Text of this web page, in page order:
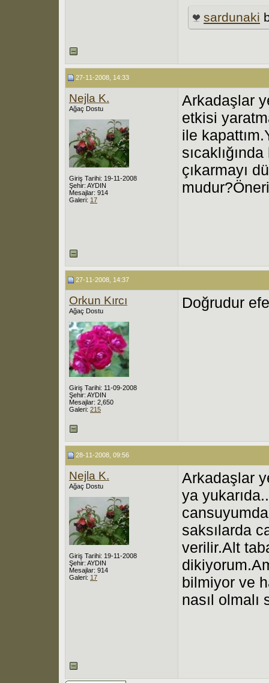
sardunaki
27-11-2008, 14:33
Nejla K.
Ağaç Dostu
Giriş Tarihi: 19-11-2008
Şehir: AYDIN
Mesajlar: 914
Galeri: 17
Arkadaşlar
etkisi
ile
çıkarmayı
27-11-2008, 14:37
Orkun Kırcı
Ağaç Dostu
Giriş Tarihi: 11-09-2008
Şehir: AYDIN
Mesajlar: 2,650
Galeri: 215
Doğrudur
28-11-2008, 09:56
Nejla K.
Ağaç Dostu
Giriş Tarihi: 19-11-2008
Şehir: AYDIN
Mesajlar: 914
Galeri: 17
Arkadaşlar
ya
saksılarda
verilir.Alt
bilmiyor ve
nasıl olmalı